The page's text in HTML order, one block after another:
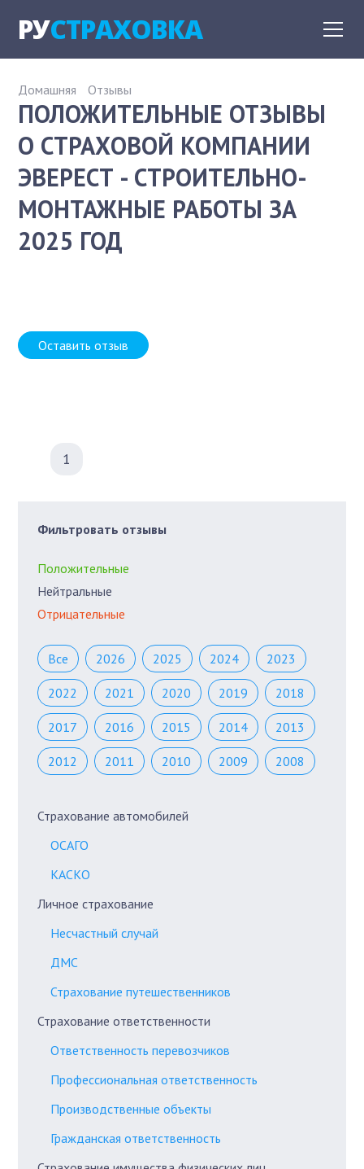
РУСТРАХОВКА
Домашняя Отзывы
ПОЛОЖИТЕЛЬНЫЕ ОТЗЫВЫ
О СТРАХОВОЙ КОМПАНИИ
ЭВЕРЕСТ - СТРОИТЕЛЬНО-
МОНТАЖНЫЕ РАБОТЫ ЗА
2025 ГОД
Оставить отзыв
1
Фильтровать отзывы
Положительные
Нейтральные
Отрицательные
Все 2026 2025 2024 2023
2022 2021 2020 2019 2018
2017 2016 2015 2014 2013
2012 2011 2010 2009 2008
Страхование автомобилей
ОСАГО
КАСКО
Личное страхование
Несчастный случай
ДМС
Страхование путешественников
Страхование ответственности
Ответственность перевозчиков
Профессиональная ответственность
Производственные объекты
Гражданская ответственность